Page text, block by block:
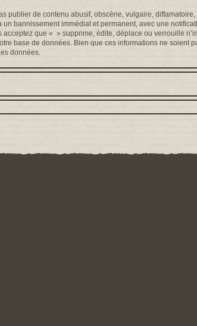
publier de contenu abusif, obscène, vulgaire,
un bannissement immédiat et permanent, avec une
acceptez que « » supprime, édite, déplace ou verrouille
base de données. Bien que ces informations ne soient
données.